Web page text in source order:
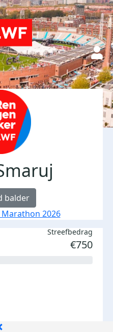
balder
2026
Streefbedrag
€750